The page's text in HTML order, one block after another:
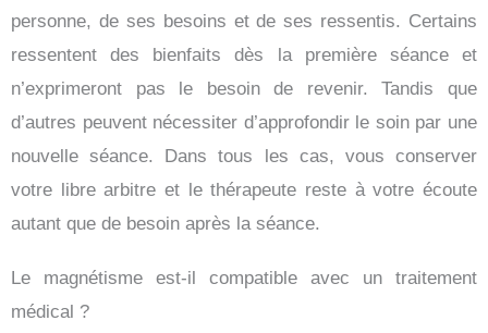
personne, de ses besoins et de ses ressentis. Certains
ressentent des bienfaits dès la première séance et
n’exprimeront pas le besoin de revenir. Tandis que
d’autres peuvent nécessiter d’approfondir le soin par une
nouvelle séance. Dans tous les cas, vous conserver
votre libre arbitre et le thérapeute reste à votre écoute
autant que de besoin après la séance.
Le magnétisme est-il compatible avec un traitement
médical ?